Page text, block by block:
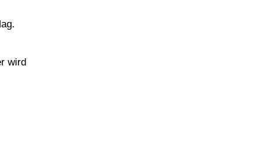
wird